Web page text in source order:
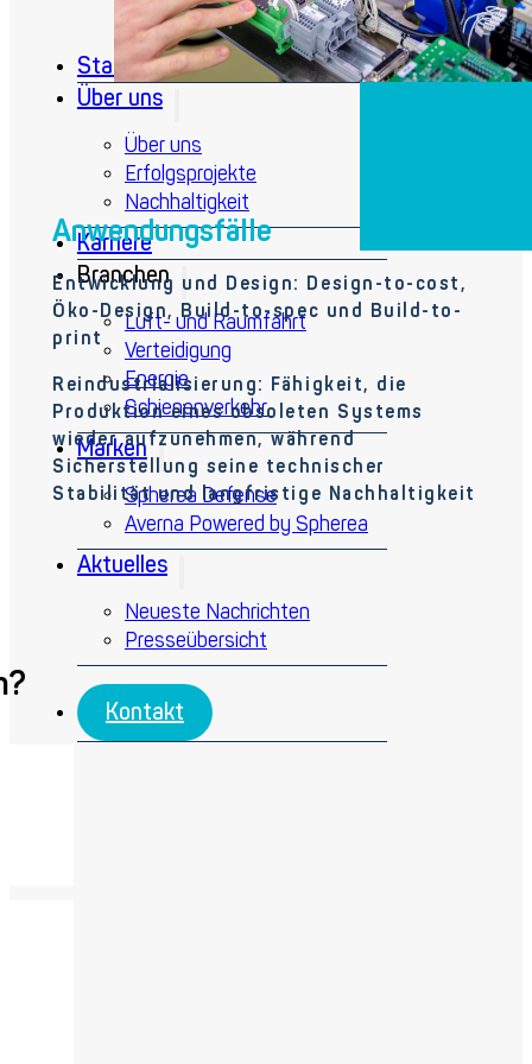
Startseite
Über uns
Über uns
Erfolgsprojekte
Nachhaltigkeit
Karriere
Branchen
Luft- und Raumfahrt
Verteidigung
Energie
Schienenverkehr
Marken
Spherea Defense
Averna Powered by Spherea
Aktuelles
Neueste Nachrichten
Presseübersicht
Kontakt
Anwendungsfälle
Entwicklung und Design: Design-to-cost,
Ö ko-Design, Build-to-spec und Build-to-
print
Reindustrialisierung: Fähigkeit, die
Produktion einesobsoleten Systems
wieder aufzunehmen,während
Sicherstellung seine technischer
Stabilitätund langfristige Nachhaltigkeit